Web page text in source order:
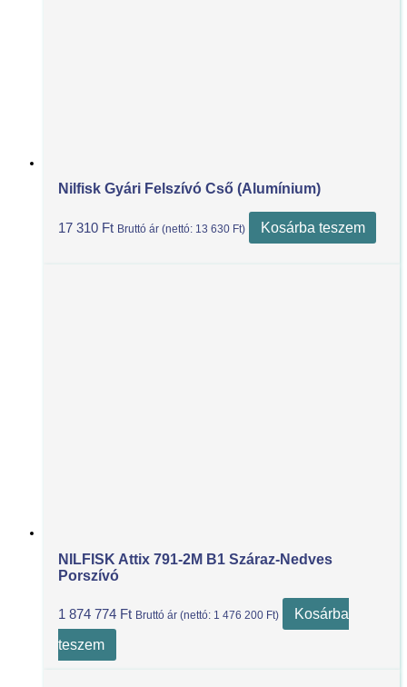
Nilfisk Gyári Felszívó Cső (Alumínium)
17 310 Ft Bruttó ár (nettó: 13 630 Ft) Kosárba teszem
NILFISK Attix 791-2M B1 Száraz-Nedves
Porszívó
1 874 774 Ft Bruttó ár (nettó: 1 476 200 Ft)
Kosárba
teszem